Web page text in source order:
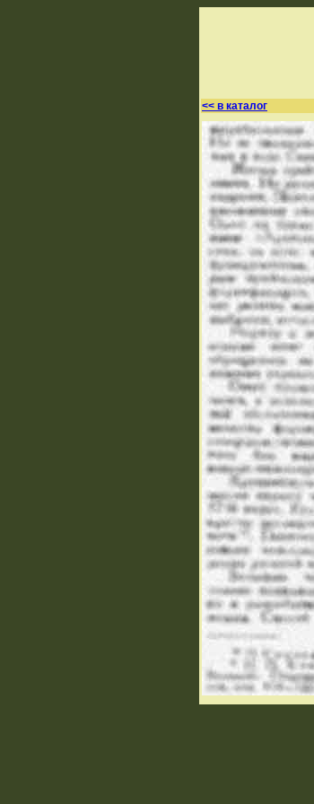
<< в каталог